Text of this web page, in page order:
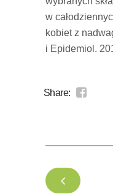
w
kobiet z
i Epidemiol.
Share: